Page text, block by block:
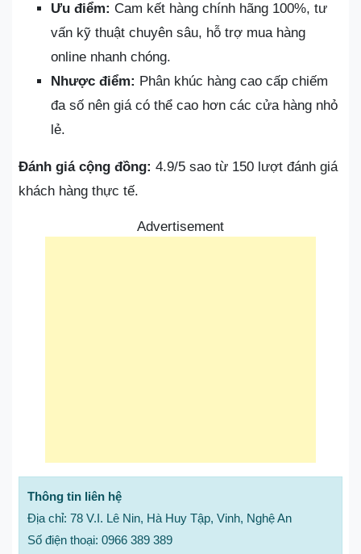
Ưu điểm: Cam kết hàng chính hãng 100%, tư
vấn kỹ thuật chuyên sâu, hỗ trợ mua hàng
online nhanh chóng.
Nhược điểm: Phân khúc hàng cao cấp chiếm
đa số nên giá có thể cao hơn các cửa hàng nhỏ
lẻ.
Đánh giá cộng đồng: 4.9/5 sao từ 150 lượt đánh giá
khách hàng thực tế.
Advertisement
Thông tin liên hệ
Địa chỉ: 78 V.I. Lê Nin, Hà Huy Tập, Vinh, Nghệ An
Số điện thoại: 0966 389 389